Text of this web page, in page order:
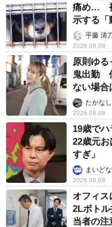
痛め… 被
示する「
平藤 清刀
2026.08.08
原則ゆ
鬼出勤
ない場合
ストに取
たかな
2026.08.08
19歳でハ
22歳元
すぎ」
まいど
2026.08.08
オフィ
2Lボト
当者の注